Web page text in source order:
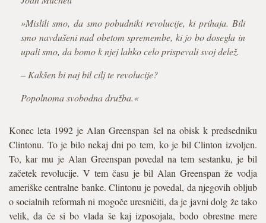
»Mislili smo, da smo pobudniki revolucije, ki prihaja. Bili
smo navdušeni nad obetom spremembe, ki jo bo dosegla in
upali smo, da bomo k njej lahko celo prispevali svoj delež.
– Kakšen bi naj bil cilj te revolucije?
Popolnoma svobodna družba.«
Konec leta 1992 je Alan Greenspan šel na obisk k predsedniku
Clintonu. To je bilo nekaj dni po tem, ko je bil Clinton izvoljen.
To, kar mu je Alan Greenspan povedal na tem sestanku, je bil
začetek revolucije. V tem času je bil Alan Greenspan že vodja
ameriške centralne banke. Clintonu je povedal, da njegovih obljub
o socialnih reformah ni mogoče uresničiti, da je javni dolg že tako
velik, da če si bo vlada še kaj izposojala, bodo obrestne mere